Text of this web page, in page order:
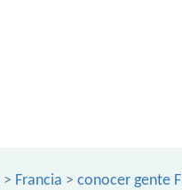
> Francia > conocer gente